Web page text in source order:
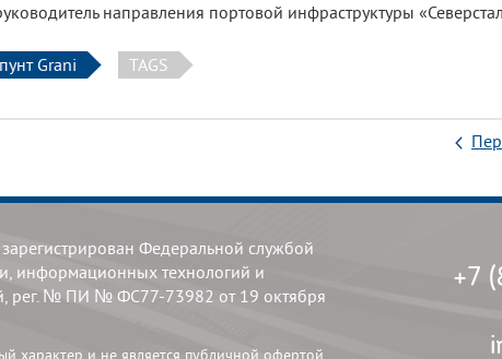
направления портовой инфраструктуры
Grani TAGS
Федеральной службой
информационных технологий и
рег. № ПИ № ФС77-73982 от 19 октября
характер и не является публичной офертой.
+7